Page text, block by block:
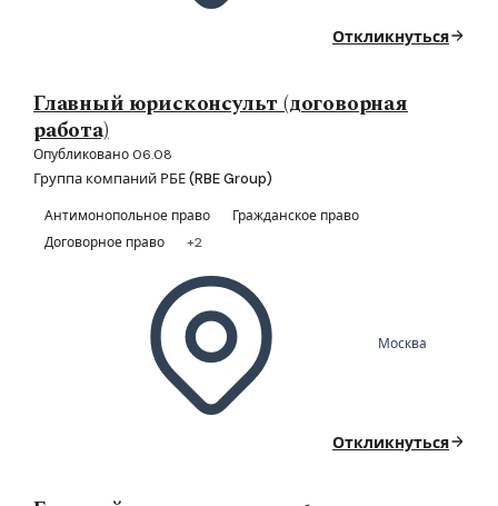
Откликнуться
Главный юрисконсульт (договорная
работа)
Опубликовано 06.08
Группа компаний РБЕ (RBE Group)
Антимонопольное право
Гражданское право
Договорное право
+2
Москва
Откликнуться